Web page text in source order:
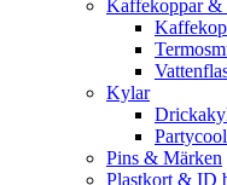
Kaffekoppar &
Kylar
Pins & Märken
Plastkort & ID